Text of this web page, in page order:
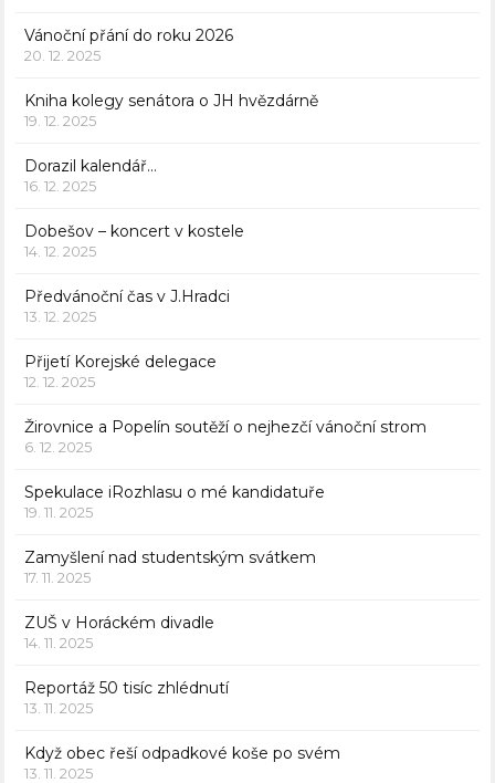
Vánoční přání do roku 2026
20. 12. 2025
Kniha kolegy senátora o JH hvězdárně
19. 12. 2025
Dorazil kalendář…
16. 12. 2025
Dobešov – koncert v kostele
14. 12. 2025
Předvánoční čas v J.Hradci
13. 12. 2025
Přijetí Korejské delegace
12. 12. 2025
Žirovnice a Popelín soutěží o nejhezčí vánoční strom
6. 12. 2025
Spekulace iRozhlasu o mé kandidatuře
19. 11. 2025
Zamyšlení nad studentským svátkem
17. 11. 2025
ZUŠ v Horáckém divadle
14. 11. 2025
Reportáž 50 tisíc zhlédnutí
13. 11. 2025
Když obec řeší odpadkové koše po svém
13. 11. 2025